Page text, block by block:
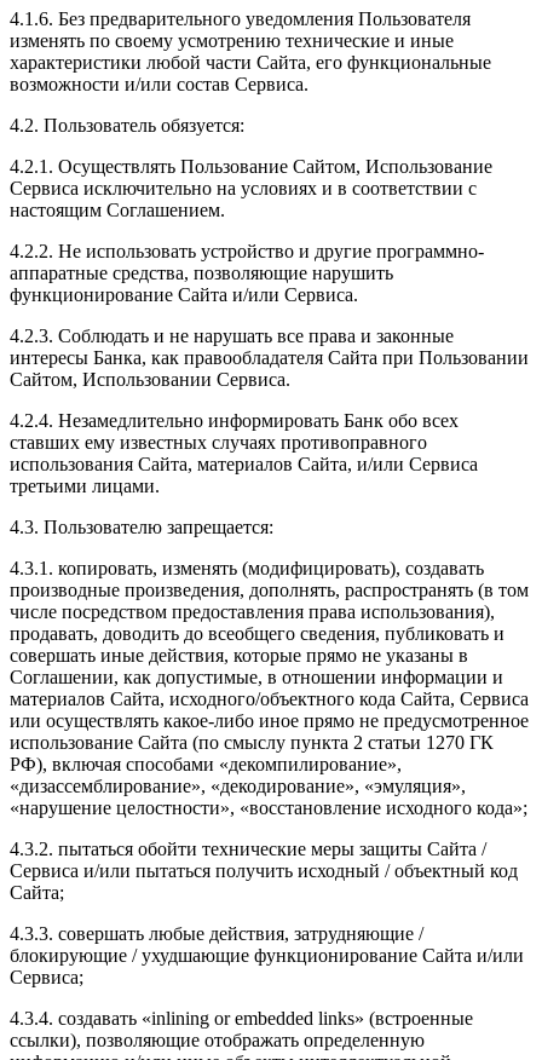
4.1.6. Без предварительного уведомления Пользователя
изменять по своему усмотрению технические и иные
характеристики любой части Сайта, его функциональные
возможности и/или состав Сервиса.
4.2. Пользователь обязуется:
4.2.1. Осуществлять Пользование Сайтом, Использование
Сервиса исключительно на условиях и в соответствии с
настоящим Соглашением.
4.2.2. Не использовать устройство и другие программно-
аппаратные средства, позволяющие нарушить
функционирование Сайта и/или Сервиса.
4.2.3. Соблюдать и не нарушать все права и законные
интересы Банка, как правообладателя Сайта при Пользовании
Сайтом, Использовании Сервиса.
4.2.4. Незамедлительно информировать Банк обо всех
ставших ему известных случаях противоправного
использования Сайта, материалов Сайта, и/или Сервиса
третьими лицами.
4.3. Пользователю запрещается:
4.3.1. копировать, изменять (модифицировать), создавать
производные произведения, дополнять, распространять (в том
числе посредством предоставления права использования),
продавать, доводить до всеобщего сведения, публиковать и
совершать иные действия, которые прямо не указаны в
Соглашении, как допустимые, в отношении информации и
материалов Сайта, исходного/объектного кода Сайта, Сервиса
или осуществлять какое-либо иное прямо не предусмотренное
использование Сайта (по смыслу пункта 2 статьи 1270 ГК
РФ), включая способами «декомпилирование»,
«дизассемблирование», «декодирование», «эмуляция»,
«нарушение целостности», «восстановление исходного кода»;
4.3.2. пытаться обойти технические меры защиты Сайта /
Сервиса и/или пытаться получить исходный / объектный код
Сайта;
4.3.3. совершать любые действия, затрудняющие /
блокирующие / ухудшающие функционирование Сайта и/или
Сервиса;
4.3.4. создавать «inlining or embedded links» (встроенные
ссылки), позволяющие отображать определенную